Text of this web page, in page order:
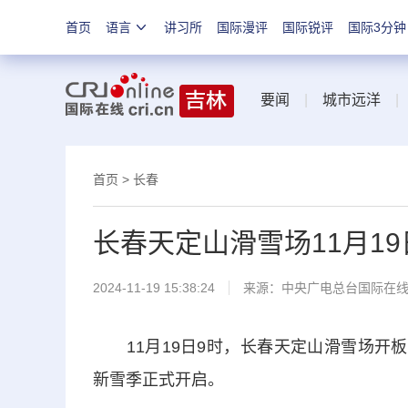
首页 语言 讲习所 国际漫评 国际锐评 国际3分钟
要闻 城市远洋
首页 > 长春
长春天定山滑雪场11月
2024-11-19 15:38:24 来源：中央广电总台国际在线
11月19日9时，长春天定山滑雪场开板
新雪季正式开启。